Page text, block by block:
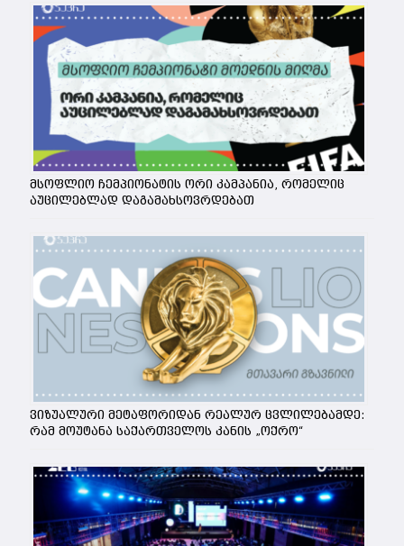
მსოფლიო ჩემპიონატის ორი კამპანია, რომელიც
აუცილებლად დაგამახსოვრდებათ
ვიზუალური მეტაფორიდან რეალურ ცვლილებამდე:
რამ მოუტანა საქართველოს კანის „ოქრო“